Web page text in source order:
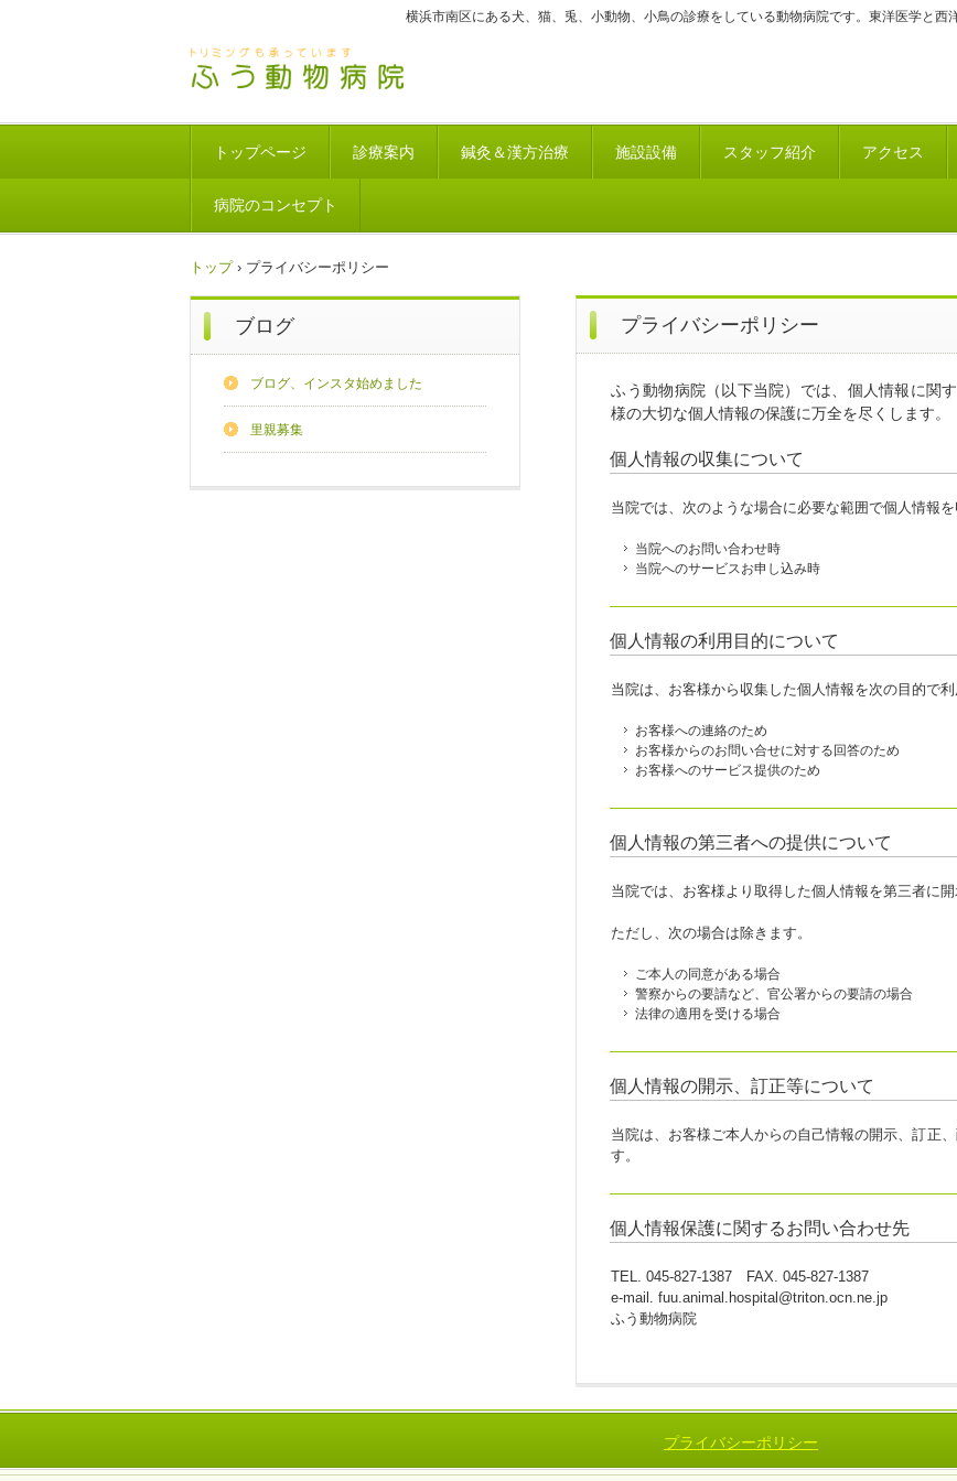
横浜市南区にある犬、猫、兎、小動物、小鳥の診療をしている動物病院です。東洋医学と西
トップページ 診療案内 鍼灸＆漢方治療 施設設備 スタッフ紹介 アクセス
病院のコンセプト
トップ › プライバシーポリシー
プライバシーポリシー
ふう動物病院（以下当院）では、個人情報に関
様の大切な個人情報の保護に万全を尽くします。
個人情報の収集について
当院では、次のような場合に必要な範囲で個人情報を
当院へのお問い合わせ時
当院へのサービスお申し込み時
個人情報の利用目的について
当院は、お客様から収集した個人情報を次の目的で利
お客様への連絡のため
お客様からのお問い合せに対する回答のため
お客様へのサービス提供のため
個人情報の第三者への提供について
当院では、お客様より取得した個人情報を第三者に
ただし、次の場合は除きます。
ご本人の同意がある場合
警察からの要請など、官公署からの要請の場合
法律の適用を受ける場合
個人情報の開示、訂正等について
当院は、お客様ご本人からの自己情報の開示、訂正
す。
個人情報保護に関するお問い合わせ先
TEL. 045-827-1387 FAX. 045-827-1387
e-mail. fuu.animal.hospital@triton.ocn.ne.jp
ふう動物病院
ブログ
ブログ、インスタ始めました
里親募集
プライバシーポリシー